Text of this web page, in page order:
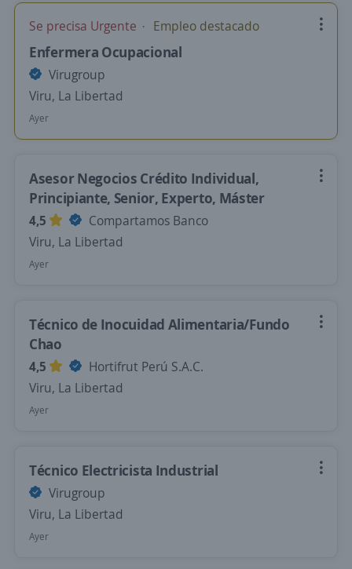
Se precisa Urgente Empleo destacado
Enfermera Ocupacional
Virugroup
Viru, La Libertad
Ayer
Asesor Negocios Crédito Individual,
Principiante, Senior, Experto, Máster
4,5
Compartamos Banco
Viru, La Libertad
Ayer
Técnico de Inocuidad Alimentaria/Fundo
Chao
4,5
Hortifrut Perú S.A.C.
Viru, La Libertad
Ayer
Técnico Electricista Industrial
Virugroup
Viru, La Libertad
Ayer